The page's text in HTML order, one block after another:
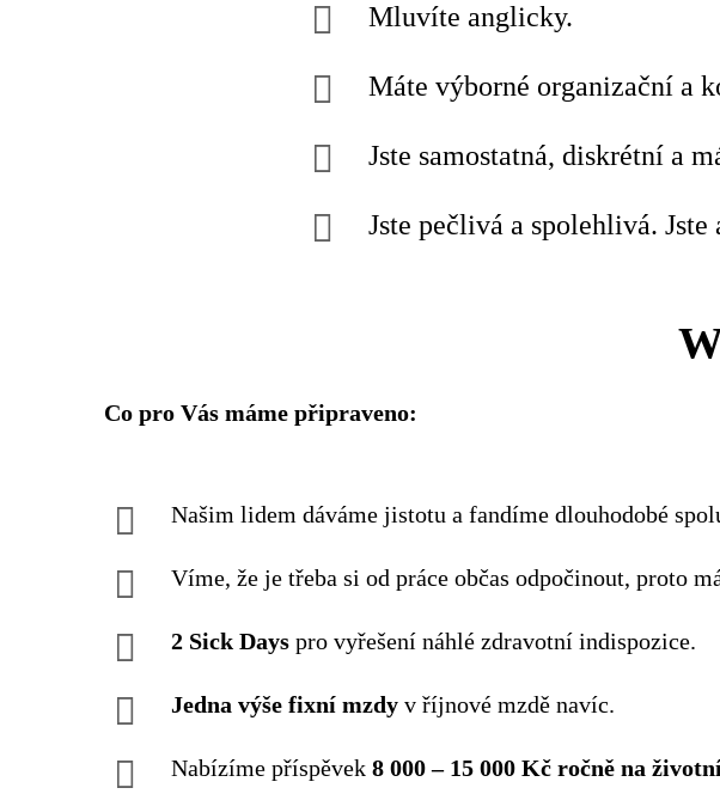
Mluvíte anglicky.
Máte výborné organizační a
Jste samostatná, diskrétní a
Jste pečlivá a spolehlivá.
Co pro Vás máme připraveno:
Našim lidem dáváme jistotu a fandíme dlouhodobé
Víme, že je třeba si od práce občas odpočinout, proto
2 Sick Days pro vyřešení náhlé zdravotní indispozice.
Jedna výše fixní mzdy v říjnové mzdě navíc.
Nabízíme příspěvek 8 000 – 15 000 Kč ročně na